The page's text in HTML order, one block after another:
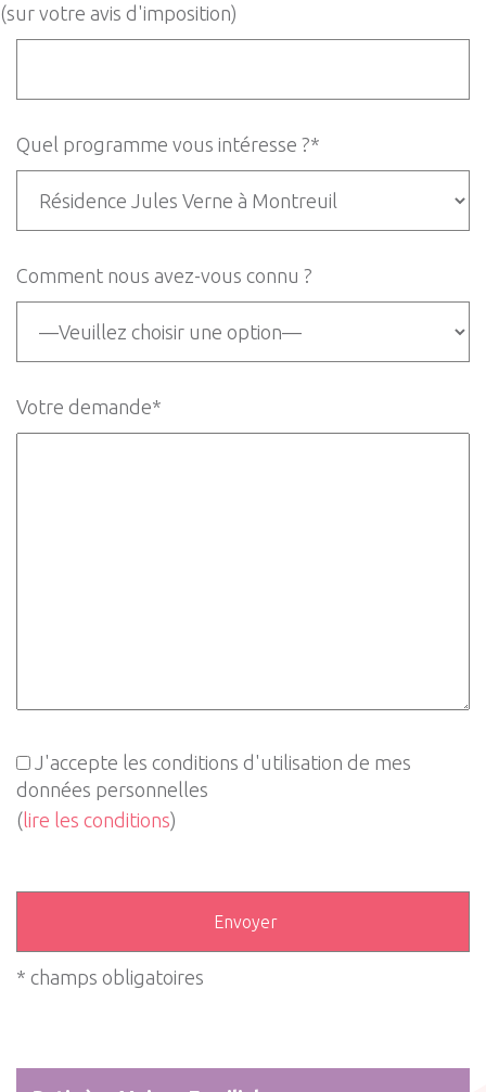
(sur votre avis d'imposition)
Quel programme vous intéresse ?*
Comment nous avez-vous connu ?
Votre demande*
J'accepte les conditions d'utilisation de mes
données personnelles
(lire les conditions)
* champs obligatoires